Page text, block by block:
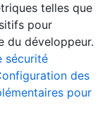
telles que
pour
du développeur.
sécurité
des
pour